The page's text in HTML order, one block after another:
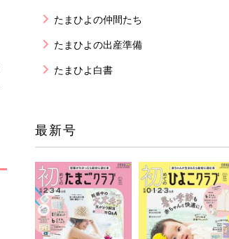
たまひよの仲間たち
たまひよの出産準備
たまひよ白書
最新号